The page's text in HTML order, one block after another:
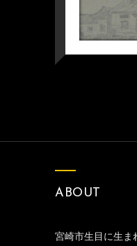
ABOUT
宮崎市生目に生ま